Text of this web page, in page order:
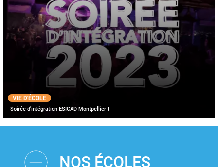
VIE D'ÉCOLE
Soirée d'intégration ESICAD Montpellier !
NOS ÉCOLES